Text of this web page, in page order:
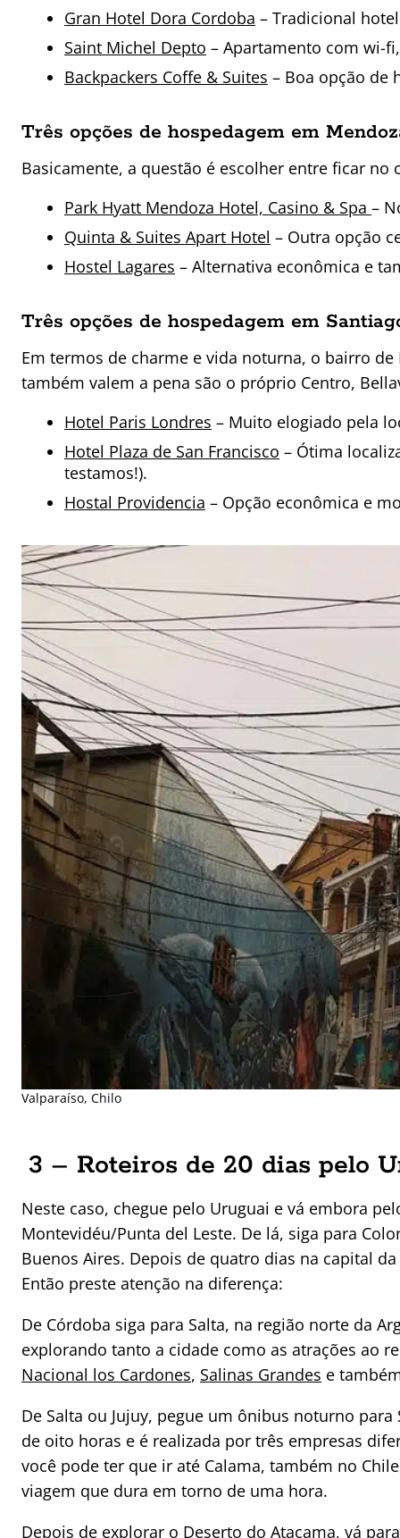
Gran Hotel Dora Cordoba – Tradicional
Saint Michel Depto – Apartamento com wi-
Backpackers Coffe & Suites – Boa opção de
Três opções de hospedagem em
Basicamente, a questão é escolher entre ficar
Park Hyatt Mendoza Hotel, Casino & Spa –
Quinta & Suites Apart Hotel – Outra opção
Hostel Lagares – Alternativa econômica e
Três opções de hospedagem em
Em termos de charme e vida noturna, o bairro
também valem a pena são o próprio Centro,
Hotel Paris Londres – Muito elogiado pela
Hotel Plaza de San Francisco – Ótima
testamos!).
Hostal Providencia – Opção econômica e
Valparaíso, Chilo
3 – Roteiros de 20 dias pelo
Neste caso, chegue pelo Uruguai e vá embora
Montevidéu/Punta del Leste. De lá, siga para
Buenos Aires. Depois de quatro dias na capital
Então preste atenção na diferença:
De Córdoba siga para Salta, na região norte da
explorando tanto a cidade como as atrações ao
Nacional los Cardones, Salinas Grandes e
De Salta ou Jujuy, pegue um ônibus noturno
de oito horas e é realizada por três empresas
você pode ter que ir até Calama, também no
viagem que dura em torno de uma hora.
Depois de explorar o Deserto do Atacama, vá